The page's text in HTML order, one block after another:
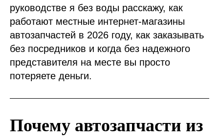
руководстве я без воды расскажу, как
работают местные интернет-магазины
автозапчастей в 2026 году, как заказывать
без посредников и когда без надежного
представителя на месте вы просто
потеряете деньги.
Почему автозапчасти из